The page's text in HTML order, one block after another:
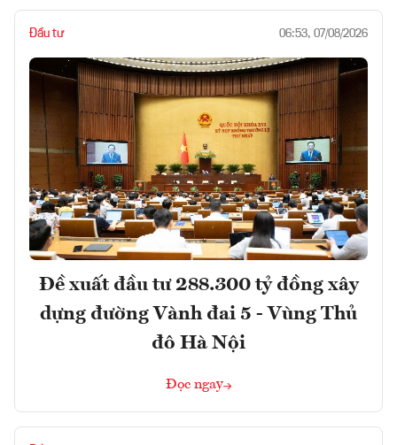
Đầu tư 06:53, 07/08/2026
Đề xuất đầu tư 288.300 tỷ đồng xây
dựng đường Vành đai 5 - Vùng Thủ
đô Hà Nội
Đọc ngay